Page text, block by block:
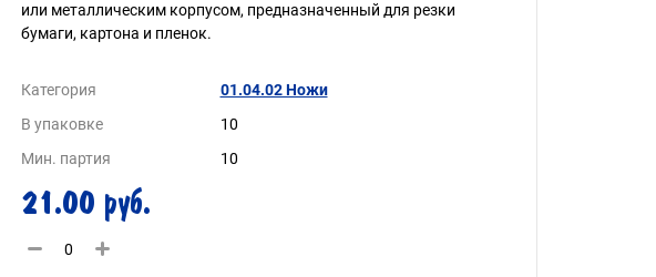
или металлическим корпусом, предназначенный для резки
бумаги, картона и пленок.
Категория
01.04.02 Ножи
В упаковке
10
Мин. партия
10
21.00 руб.